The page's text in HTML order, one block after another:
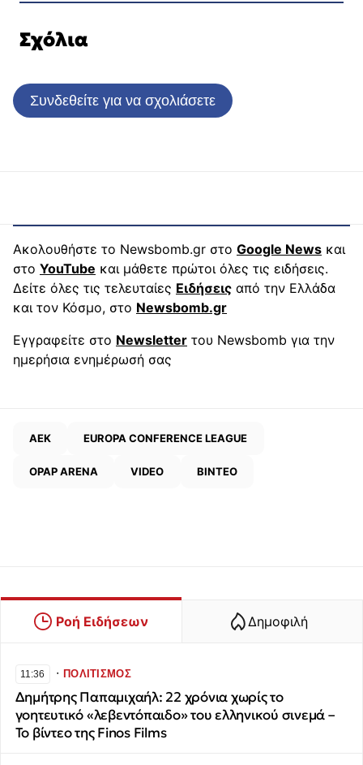
Σχόλια
Συνδεθείτε για να σχολιάσετε
Ακολουθήστε το Newsbomb.gr στο Google News και
στο YouTube και μάθετε πρώτοι όλες τις ειδήσεις.
Δείτε όλες τις τελευταίες Ειδήσεις από την Ελλάδα
και τον Κόσμο, στο Newsbomb.gr
Εγγραφείτε στο Newsletter του Newsbomb για την
ημερήσια ενημέρωσή σας
ΑΕΚ EUROPA CONFERENCE LEAGUE
OPAP ARENA VIDEO ΒΙΝΤΕΟ
Ροή Ειδήσεων Δημοφιλή
11:36 ∙ΠΟΛΙΤΙΣΜΟΣ
Δημήτρης Παπαμιχαήλ: 22 χρόνια χωρίς το
γοητευτικό «λεβεντόπαιδο» του ελληνικού σινεμά –
Το βίντεο της Finos Films